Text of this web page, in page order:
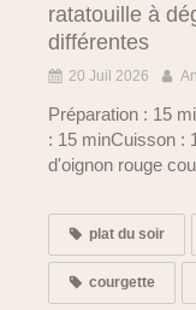
ratatouille à
différentes
20 Juil 2026
Préparation : 15
: 15 minCuisson :
d'oignon rouge
plat du soir
courgette